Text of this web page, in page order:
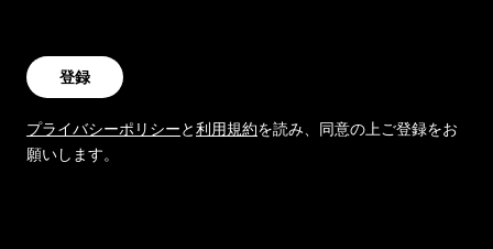
登録
プライバシーポリシーと利用規約を読み、同意の上ご登録をお
願いします。